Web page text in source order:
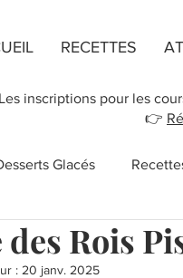
RECETTES
Les inscriptions pour les
👉
Glacés
Recettes de Flans
des Rois
: 20 janv. 2025